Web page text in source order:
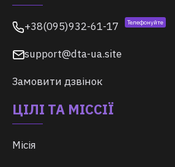
+38(095)932-61-17 Телефонуйте
support@dta-ua.site
Замовити дзвінок
ЦІЛІ ТА МІССІЇ
Місія